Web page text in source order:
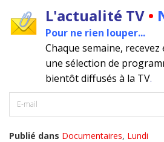
L'actualité TV •
Pour ne rien louper...
Chaque semaine,
une sélection de
bientôt diffusés à la TV.
Publié dans Documentaires, Lundi